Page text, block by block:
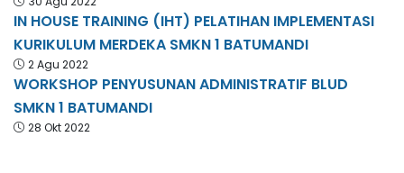
IN HOUSE TRAINING (IHT) PELATIHAN IMPLEMENTASI
KURIKULUM MERDEKA SMKN 1 BATUMANDI
2 Agu 2022
WORKSHOP PENYUSUNAN ADMINISTRATIF BLUD
SMKN 1 BATUMANDI
28 Okt 2022